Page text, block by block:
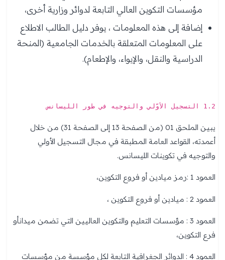
مؤسسات التكوين العالي التابعة لدوائر وزارية أخرى،
إضافة إلى هذه المعلومات ، يوفر دليل الطالب الاطلاع
على المعلومات المتعلقة بالخدمات الجامعية (المنحة
الدراسية والنقل، والإيواء، والإطعام).
1.2 التسجيل الأوّلي والتوجيه في طور الليسانس
يبين الملحق 01 (من الصفحة 13 إلى الصفحة 31) من خلال
أعمدته، القواعد العامة المطبقة في مجال التسجيل الأولي
والتوجيه في تكوينات الليسانس.
العمود 1 :رمز ميادين أو فروع التكوين،
العمود 2 : ميادين أو فروع التكوين ،
العمود 3 : مؤسسات التعليم والتكوين العاليين التي تضمن ميدانأو
فرع التكوين،
العمود 4 : الدوائر الجغرافية التابعة لكل مؤسسة من مؤسسات